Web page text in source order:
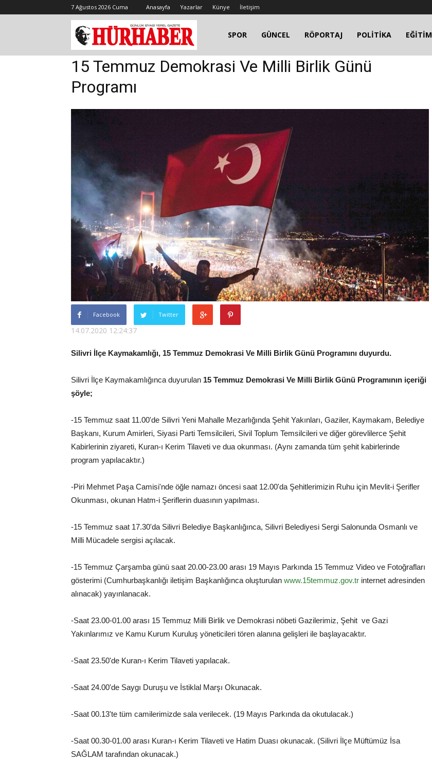
7 Ağustos 2026 Cuma Anasayfa Yazarlar Künye İletişim
SPOR GÜNCEL RÖPORTAJ POLİTİKA EĞİTİM
15 Temmuz Demokrasi Ve Milli Birlik Günü
Programı
Facebook Twitter
14.07.2020 12:24:37
Silivri İlçe Kaymakamlığı, 15 Temmuz Demokrasi Ve Milli Birlik Günü Programını duyurdu.
Silivri İlçe Kaymakamlığınca duyurulan 15 Temmuz Demokrasi Ve Milli Birlik Günü Programının içeriği
şöyle;
-15 Temmuz saat 11.00'de Silivri Yeni Mahalle Mezarlığında Şehit Yakınları, Gaziler, Kaymakam, Belediye
Başkanı, Kurum Amirleri, Siyasi Parti Temsilcileri, Sivil Toplum Temsilcileri ve diğer görevlilerce Şehit
Kabirlerinin ziyareti, Kuran-ı Kerim Tilaveti ve dua okunması. (Aynı zamanda tüm şehit kabirlerinde
program yapılacaktır.)
-Piri Mehmet Paşa Camisi'nde öğle namazı öncesi saat 12.00'da Şehitlerimizin Ruhu için Mevlit-i Şerifler
Okunması, okunan Hatm-i Şeriflerin duasının yapılması.
-15 Temmuz saat 17.30'da Silivri Belediye Başkanlığınca, Silivri Belediyesi Sergi Salonunda Osmanlı ve
Milli Mücadele sergisi açılacak.
-15 Temmuz Çarşamba günü saat 20.00-23.00 arası 19 Mayıs Parkında 15 Temmuz Video ve Fotoğrafları
gösterimi (Cumhurbaşkanlığı iletişim Başkanlığınca oluşturulan www.15temmuz.gov.tr internet adresinden
alınacak) yayınlanacak.
-Saat 23.00-01.00 arası 15 Temmuz Milli Birlik ve Demokrasi nöbeti Gazilerimiz, Şehit ve Gazi
Yakınlarımız ve Kamu Kurum Kuruluş yöneticileri tören alanına gelişleri ile başlayacaktır.
-Saat 23.50'de Kuran-ı Kerim Tilaveti yapılacak.
-Saat 24.00'de Saygı Duruşu ve İstiklal Marşı Okunacak.
-Saat 00.13'te tüm camilerimizde sala verilecek. (19 Mayıs Parkında da okutulacak.)
-Saat 00.30-01.00 arası Kuran-ı Kerim Tilaveti ve Hatim Duası okunacak. (Silivri İlçe Müftümüz İsa
SAĞLAM tarafından okunacak.)